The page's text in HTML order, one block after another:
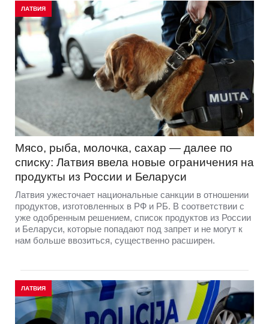
ЛАТВИЯ
Мясо, рыба, молочка, сахар — далее по
списку: Латвия ввела новые ограничения на
продукты из России и Беларуси
Латвия ужесточает национальные санкции в отношении
продуктов, изготовленных в РФ и РБ. В соответствии с
уже одобренным решением, список продуктов из России
и Беларуси, которые попадают под запрет и не могут к
нам больше ввозиться, существенно расширен.
ЛАТВИЯ